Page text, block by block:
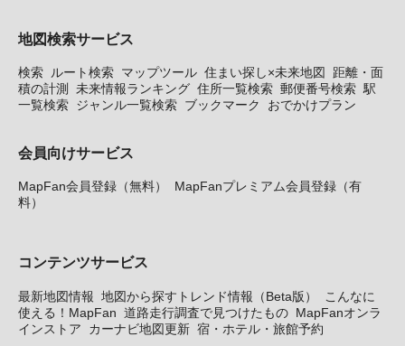
地図検索サービス
検索 ルート検索 マップツール 住まい探し×未来地図
距離・面
積の計測
未来情報ランキング 住所一覧検索 郵便番号検索 駅
一覧検索 ジャンル一覧検索 ブックマーク おでかけプラン
会員向けサービス
MapFan会員登録（無料）
MapFanプレミアム会員登録（有
料）
コンテンツサービス
最新地図情報 地図から探すトレンド情報（Beta版）
こんなに
使える！MapFan 道路走行調査で見つけたもの MapFanオンラ
インストア
カーナビ地図更新 宿・ホテル・旅館予約